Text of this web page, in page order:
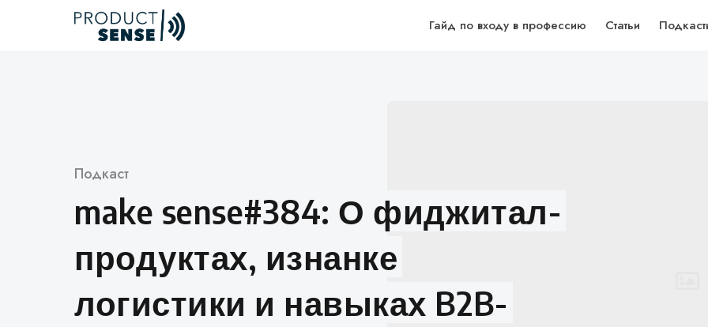
Гайд по входу в профессию Статьи
Категория
Подкаст
make sense#384: О фиджитал-
продуктах, изнанке
логистики и навыках B2B-